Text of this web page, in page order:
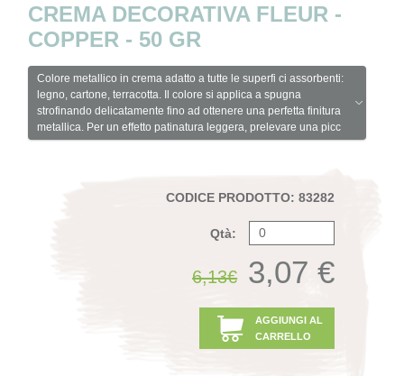
CREMA DECORATIVA FLEUR -
COPPER - 50 GR
Colore metallico in crema adatto a tutte le superfi ci assorbenti:
legno, cartone, terracotta. Il colore si applica a spugna
strofinando delicatamente fino ad ottenere una perfetta finitura
metallica. Per un effetto patinatura leggera, prelevare una picc
CODICE PRODOTTO: 83282
Qtà:
6,13€ 3,07 €
AGGIUNGI AL
CARRELLO